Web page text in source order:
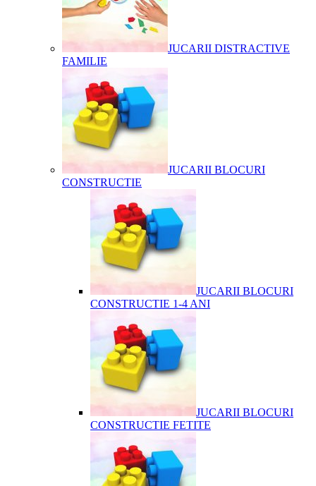
JUCARII DISTRACTIVE
FAMILIE
JUCARII BLOCURI
CONSTRUCTIE
JUCARII BLOCURI
CONSTRUCTIE 1-4 ANI
JUCARII BLOCURI
CONSTRUCTIE FETITE